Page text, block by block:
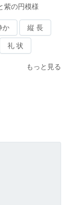
の円模様
か 縦 長
礼 状
もっと見る